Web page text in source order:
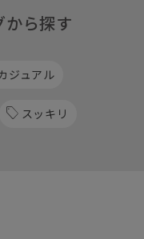
ら探す
ジュアル
スッキリ